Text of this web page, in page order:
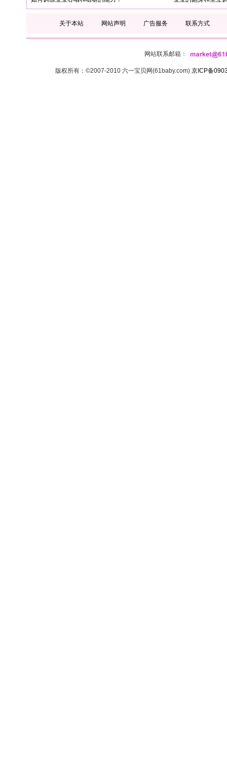
关于本站 网站声明 广告服务 联系方式
网站联系邮箱：
版权所有：©2007-2010 六一宝贝网(61baby.com) 京ICP备